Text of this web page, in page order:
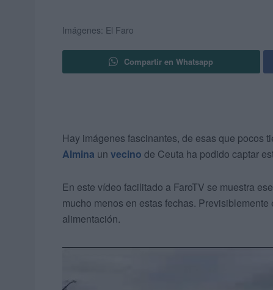
Imágenes: El Faro
Compartir en Whatsapp
Hay imágenes fascinantes, de esas que pocos
Almina un vecino de Ceuta ha podido captar
En este vídeo facilitado a FaroTV se muestra
mucho menos en estas fechas.
alimentación.